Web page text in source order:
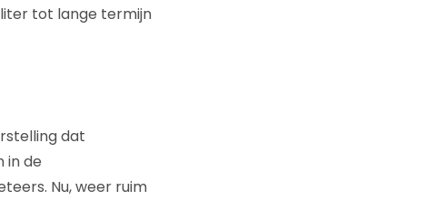
tot lange termijn
dat
in de
Nu, weer ruim